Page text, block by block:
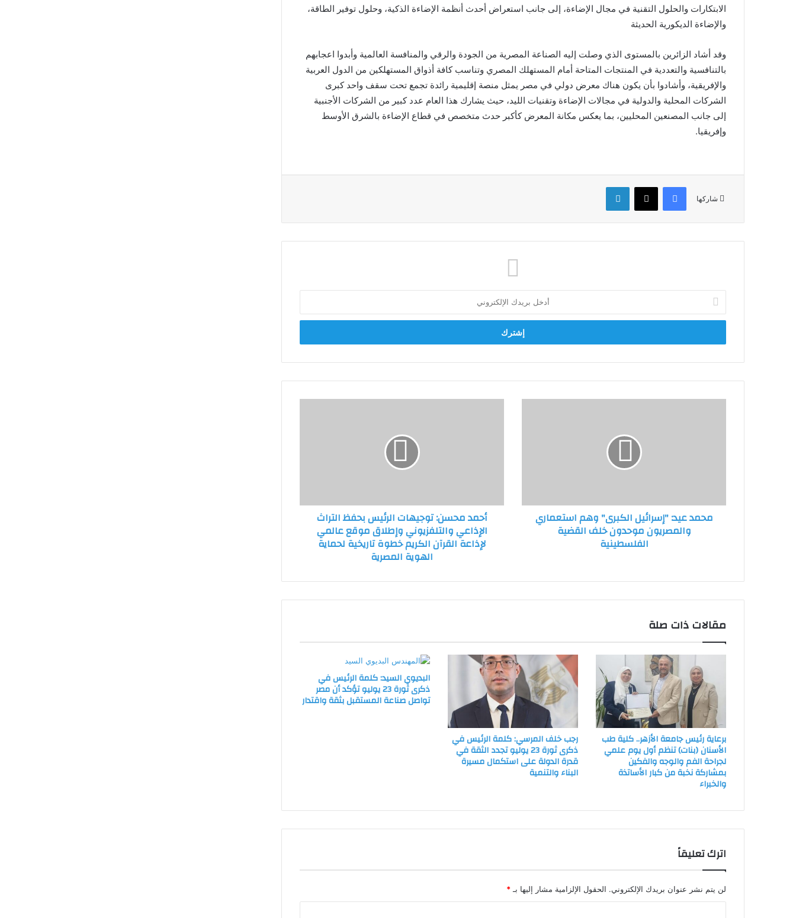
الابتكارات والحلول التقنية في مجال الإضاءة، إلى جانب استعراض أحدث أنظمة الإضاءة الذكية، وحلول توفير الطاقة،
والإضاءة الديكورية الحديثة
وقد أشاد الزائرين بالمستوى الذي وصلت إليه الصناعة المصرية من الجودة والرقي والمنافسة العالمية وأبدوا اعجابهم
بالتنافسية والتعددية في المنتجات المتاحة أمام المستهلك المصري وتناسب كافة أذواق المستهلكين من الدول العربية
والإفريقية، وأشادوا بأن يكون هناك معرض دولي في مصر يمثل منصة إقليمية رائدة تجمع تحت سقف واحد كبرى
الشركات المحلية والدولية في مجالات الإضاءة وتقنيات الليد، حيث يشارك هذا العام عدد كبير من الشركات الأجنبية
إلى جانب المصنعين المحليين، بما يعكس مكانة المعرض كأكبر حدث متخصص في قطاع الإضاءة بالشرق الأوسط
وإفريقيا.
شاركها
فيسبوك ‫X لينكدإن
بريدك
الإلكتروني
خلف
القضيةمحمد عيد: "إسرائيل الكبرى" وهم استعماري
والمصريون موحدون خلف القضية
الفلسطينية
وإطلاق
عالمي
لحماية
أحمد محسن: توجيهات الرئيس بحفظ التراث
الإذاعي والتلفزيوني وإطلاق موقع عالمي
لإذاعة القرآن الكريم خطوة تاريخية لحماية
الهوية المصرية
مقالات ذات صلة
برعاية رئيس جامعة الأزهر.. كلية طب
الأسنان (بنات) تنظم أول يوم علمي
لجراحة الفم والوجه والفكين
بمشاركة نخبة من كبار الأساتذة
والخبراء
رجب خلف المرسي: كلمة الرئيس في
ذكرى ثورة 23 يوليو تجدد الثقة في
قدرة الدولة على استكمال مسيرة
البناء والتنمية
البديوي السيد: كلمة الرئيس في
ذكرى ثورة 23 يوليو تؤكد أن مصر
تواصل صناعة المستقبل بثقة واقتدار
اترك تعليقاً
لن يتم نشر عنوان بريدك الإلكتروني. الحقول الإلزامية مشار إليها بـ *